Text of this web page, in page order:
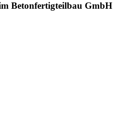
Betonfertigteilbau GmbH